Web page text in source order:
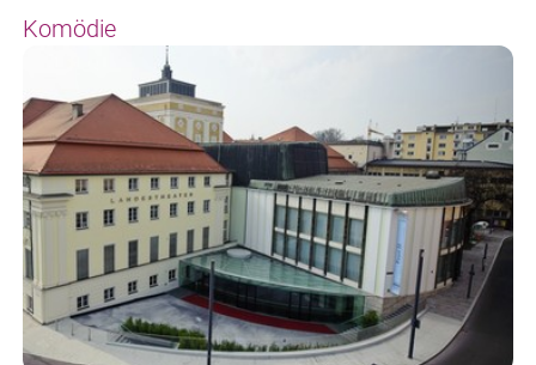
Komödie